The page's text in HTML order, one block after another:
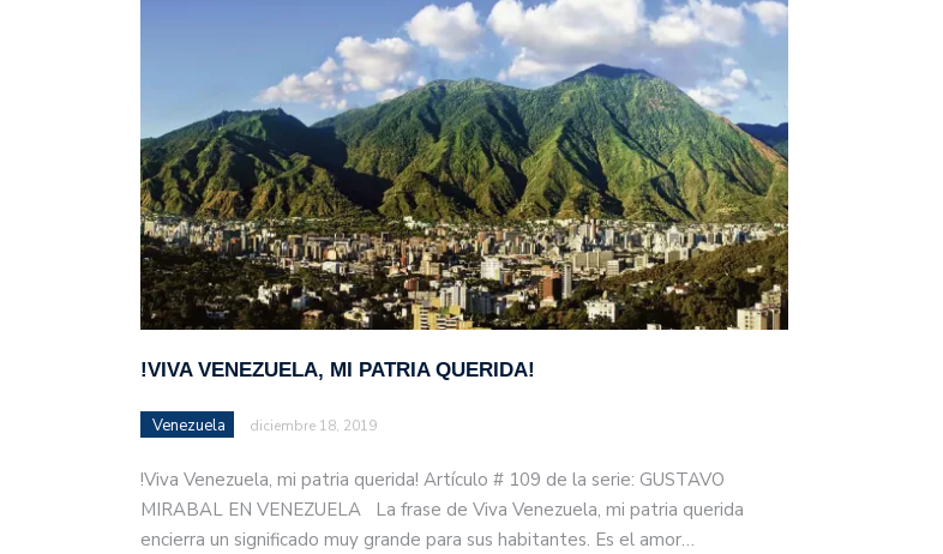
justicia en Venezuela, Tribunales y el Tribunal Supremo de Justicia
!VIVA VENEZUELA, MI PATRIA QUERIDA!
Venezuela diciembre 18, 2019
!Viva Venezuela, mi patria querida! Artículo # 109 de la serie: GUSTAVO
MIRABAL EN VENEZUELA La frase de Viva Venezuela, mi patria querida
encierra un significado muy grande para sus habitantes. Es el amor…